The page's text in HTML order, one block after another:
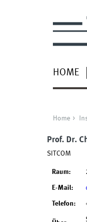
HOME
Home
Prof. Dr.
SITCOM
Raum:
E-Mail:
Telefon: